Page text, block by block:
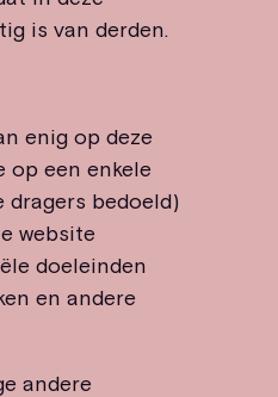
is van derden.
enig op deze
op een enkele
bedoeld)
website
doeleinden
en andere
andere